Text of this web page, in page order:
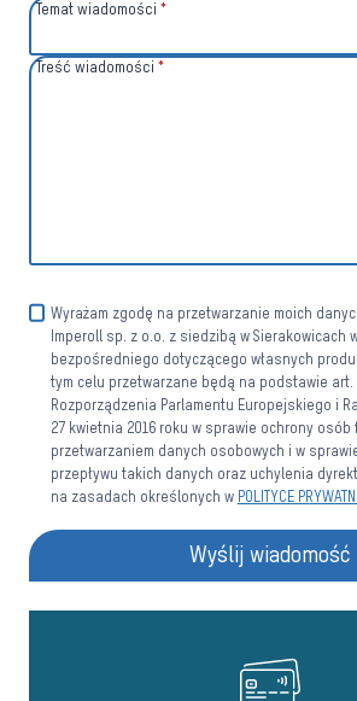
Temat wiadomości *
Treść wiadomości *
Wyrażam zgodę na przetwarzanie moich
Imperoll sp. z o.o. z siedzibą w Sierakowicach
bezpośredniego dotyczącego własnych
tym celu przetwarzane będą na podstawie art.
Rozporządzenia Parlamentu Europejskiego i
27 kwietnia 2016 roku w sprawie ochrony osób
przetwarzaniem danych osobowych i w
przepływu takich danych oraz uchylenia
na zasadach określonych w POLITYCE
Wyślij wiadomość